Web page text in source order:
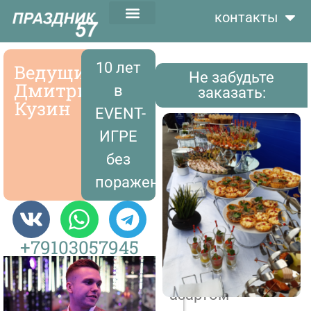
контакты
Ведущий
Дмитрий
Кузин
10 лет
в
EVENT-
ИГРЕ
без
поражений
+79103057945
С
юмором
азартом
Не забудьте
заказать: